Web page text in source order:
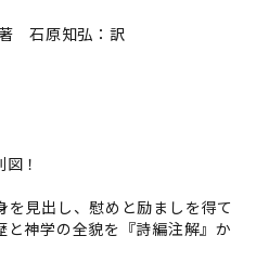
石原知弘：訳
！
見出し、慰めと励ましを得て
神学の全貌を『詩編注解』か